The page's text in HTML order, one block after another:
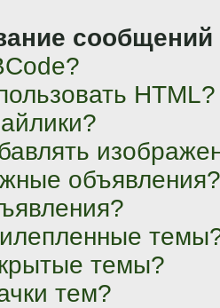
HTML?
объявления?
темы?
тем?